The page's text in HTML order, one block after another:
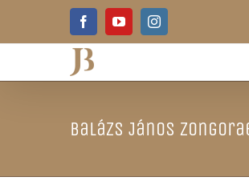
FacebookYouTubeInstagram
Balázs János